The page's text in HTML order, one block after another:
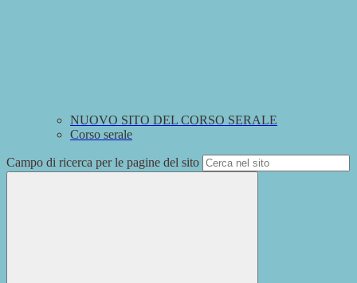
NUOVO SITO DEL CORSO SERALE
Corso serale
Campo di ricerca per le pagine del sito